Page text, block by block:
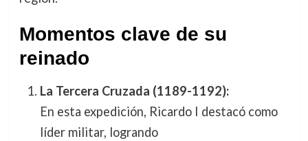
Momentos clave de su
reinado
La Tercera Cruzada (1189-1192):
En esta expedición, Ricardo I destacó como
líder militar, logrando